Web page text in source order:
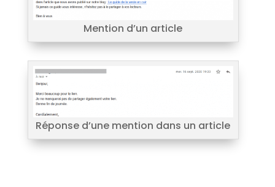
Mention d’un article
Réponse d’une mention dans un article